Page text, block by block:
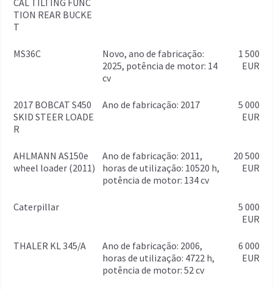
CAL TILTING FUNC
TION REAR BUCKE
T
MS36C
Novo, ano de fabricação:
2025, potência de motor: 14
cv
1 500
EUR
2017 BOBCAT S450
SKID STEER LOADE
R
ano de fabricação: 2017
5 000
EUR
AHLMANN AS150e
wheel loader (2011)
ano de fabricação: 2011,
horas de utilização: 10520 h,
potência de motor: 134 cv
20 500
EUR
Caterpillar
5 000
EUR
THALER KL 345/A
ano de fabricação: 2006,
horas de utilização: 4722 h,
potência de motor: 52 cv
6 000
EUR